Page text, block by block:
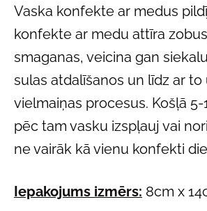
Vaska konfekte ar medus
konfekte ar medu attīra
smaganas, veicina gan
sulas atdalīšanos un līdz ar to
vielmaiņas procesus. Košļā
pēc tam vasku izspļauj vai
ne vairāk kā vienu konfekti
Iepakojums izmērs: 8cm x